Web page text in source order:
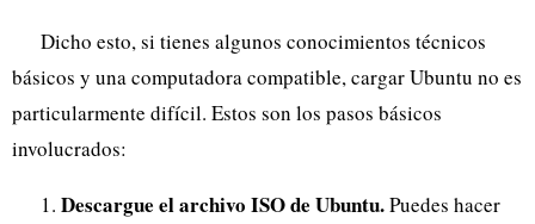
Dicho esto, si tienes algunos conocimientos técnicos
básicos y una computadora compatible, cargar Ubuntu no es
particularmente difícil. Estos son los pasos básicos
involucrados:
1. Descargue el archivo ISO de Ubuntu.Puedes hacer